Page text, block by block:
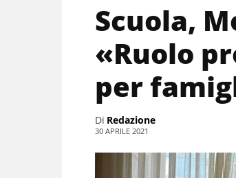
Scuola,
«Ruolo
per
Di Redazione
30 APRILE 2021